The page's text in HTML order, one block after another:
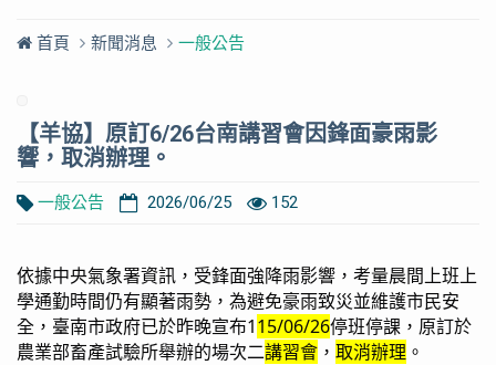
首頁 新聞消息 一般公告
【羊協】原訂6/26台南講習會因鋒面豪雨影
響，取消辦理。
一般公告 2026/06/25 152
依據中央氣象署資訊，受鋒面強降雨影響，考量晨間上班上
學通勤時間仍有顯著雨勢，為避免豪雨致災並維護市民安
全，臺南市政府已於昨晚宣布115/06/26停班停課，原訂於
農業部畜產試驗所舉辦的場次二講習會 ， 取消辦理 。